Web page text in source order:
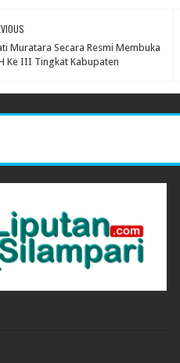
Muratara Secara Resmi Membuka
Ke III Tingkat Kabupaten